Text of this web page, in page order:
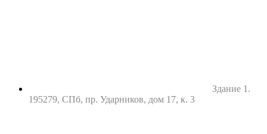
Здание 1.
195279, СПб, пр. Ударников, дом 17, к. 3